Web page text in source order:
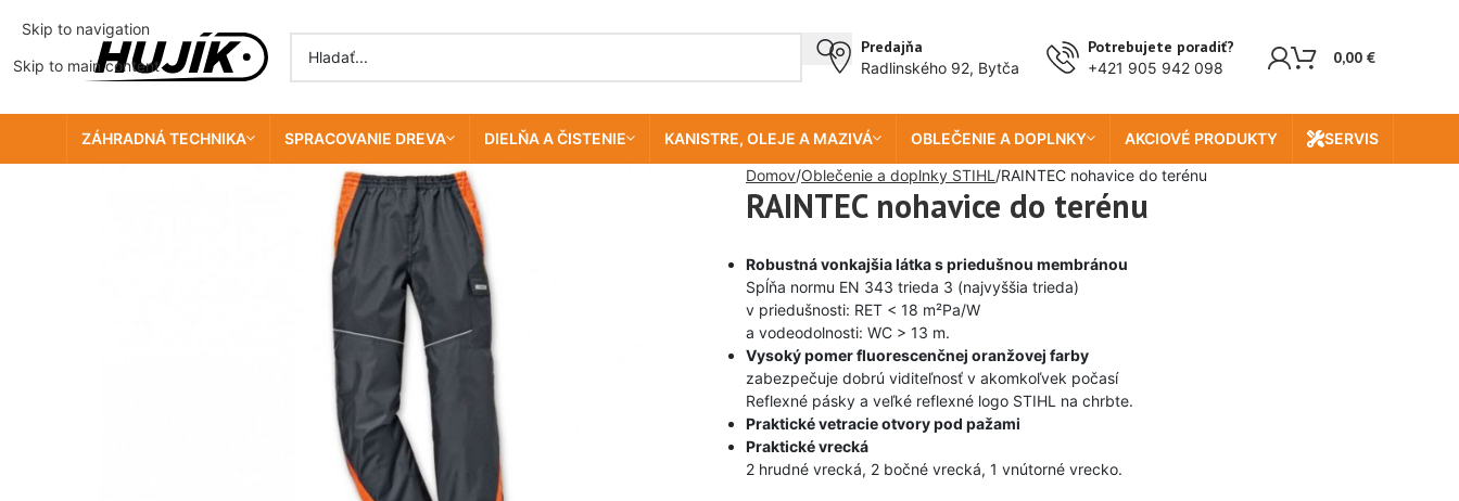
Skip to navigation
Skip to main content
Predajňa
Radlinského 92, Bytča
Potrebujete poradiť?
+421 905 942 098
0,00 €
ZÁHRADNÁ TECHNIKA SPRACOVANIE DREVA DIELŇA A ČISTENIE KANISTRE, OLEJE A MAZIVÁ OBLEČENIE A DOPLNKY AKCIOVÉ PRODUKTY SERVIS
Domov Oblečenie a doplnky STIHL RAINTEC nohavice do terénu
RAINTEC nohavice do terénu
Robustná vonkajšia látka s priedušnou membránou
Spĺňa normu EN 343 trieda 3 (najvyššia trieda)
v priedušnosti: RET < 18 m²Pa/W
a vodeodolnosti: WC > 13 m.
Vysoký pomer fluorescenčnej oranžovej farby
zabezpečuje dobrú viditeľnosť v akomkoľvek počasí
Reflexné pásky a veľké reflexné logo STIHL na chrbte.
Praktické vetracie otvory pod pažami
Praktické vrecká
2 hrudné vrecká, 2 bočné vrecká, 1 vnútorné vrecko.